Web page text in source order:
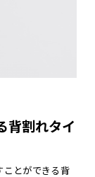
背割れタイ
ことができる背